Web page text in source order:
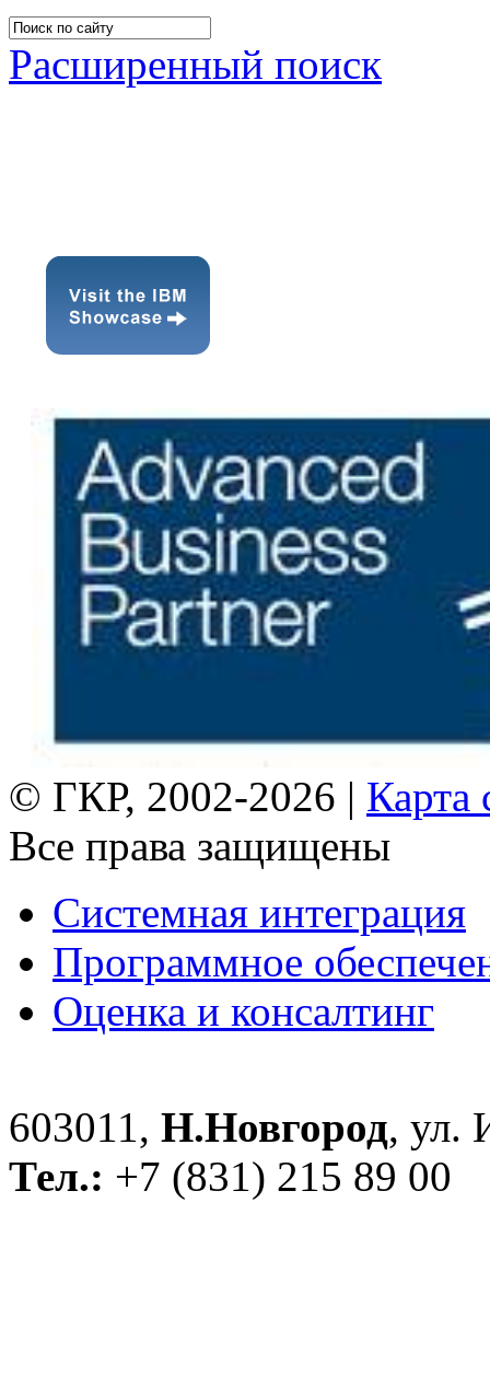
Расширенный поиск
© ГКР, 2002-2026 | Карта
Все права защищены
Системная интеграция
Программное
Оценка и консалтинг
603011, Н.Новгород, ул.
Тел.: +7 (831) 215 89 00